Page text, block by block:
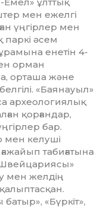
ұлттық
мен ежелгі
үңгірлер мен
паркі әсем
енетін 4-
орман
орташа және
«Баянауыл»
археологиялық
қорғандар,
бар.
мен келуші
табиғатына
Швей­цариясы»
мен желдің
«Бүркіт»,